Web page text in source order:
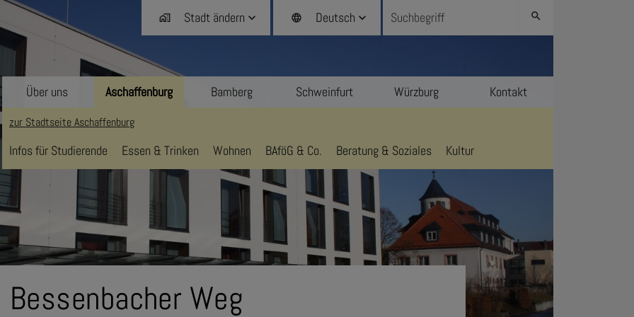
home_work Stadt ändern language Deutsch search
Über uns Aschaffenburg
zur Stadtseite Aschaffenburg
Infos für Studierende Essen & Trinken Wohnen BAföG & Co. Beratung & Soziales Kultur
Bamberg Schweinfurt Würzburg Kontakt
Bessenbacher Weg